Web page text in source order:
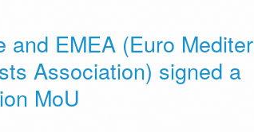
and EMEA (Euro
Association) signed a
MoU